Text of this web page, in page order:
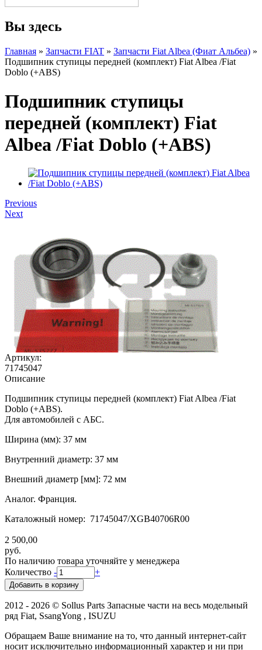
Вы здесь
Главная » Запчасти FIAT » Запчасти Fiat Albea (Фиат Альбеа) »
Подшипник ступицы передней (комплект) Fiat Albea /Fiat
Doblo (+ABS)
Подшипник ступицы
передней (комплект) Fiat
Albea /Fiat Doblo (+ABS)
Previous
Next
Артикул:
71745047
Описание
Подшипник ступицы передней (комплект) Fiat Albea /Fiat
Doblo (+ABS).
Для автомобилей с АБС.
Ширина (мм): 37 мм
Внутренний диаметр: 37 мм
Внешний диаметр [мм]: 72 мм
Аналог. Франция.
Каталожный номер: 71745047/XGB40706R00
2 500,00
руб.
По наличию товара уточняйте у менеджера
Количество - +
2012 - 2026 © Sollus Parts Запасные части на весь модельный
ряд Fiat, SsangYong , ISUZU
Обращаем Ваше внимание на то, что данный интернет-сайт
носит исключительно информационный характер и ни при